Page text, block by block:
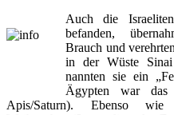
Auch die
befanden,
Brauch und
in der Wüste
nannten sie ein
Ägypten war
Apis/Saturn). Ebenso